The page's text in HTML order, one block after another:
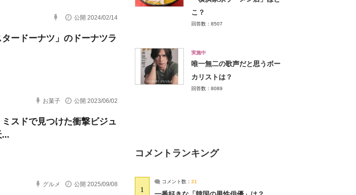
公開 2024/02/14
ードーナツ」のドーナツラ
お菓子 公開 2023/06/02
スドで見つけた衝撃ビジュ
グルメ 公開 2025/09/08
こ？
回答数：8507
実施中
唯一無二の歌声だと思うボー
カリストは？
回答数：8089
コメントランキング
1
コメント数： 21